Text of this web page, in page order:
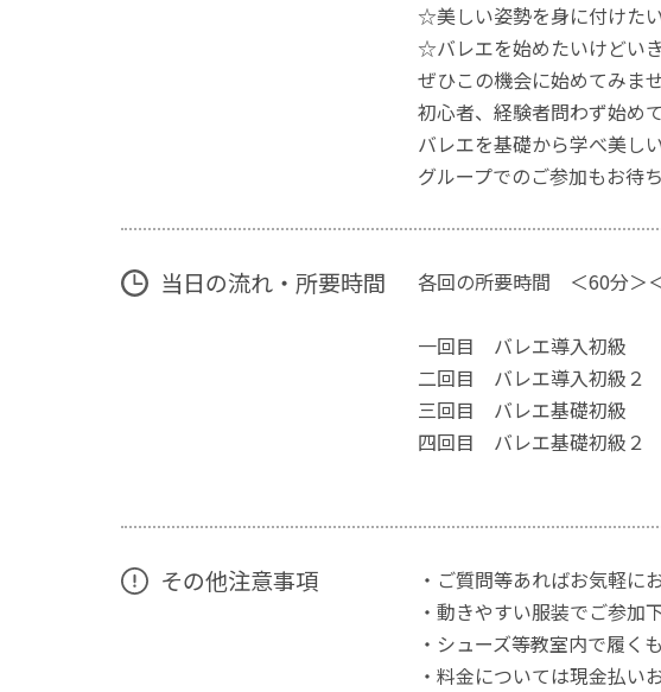
☆美しい姿勢を身に付けた
☆バレエを始めたいけどい
ぜひこの機会に始めてみま
初心者、経験者問わず始め
バレエを基礎から学べ美し
グループでのご参加もお待
当日の流れ・所要時間 各回の所要時間 ＜60分＞
一回目 バレエ導入初級
二回目 バレエ導入初級２
三回目 バレエ基礎初級
四回目 バレエ基礎初級２
その他注意事項
・ご質問等あればお気軽に
・動きやすい服装でご参加
・シューズ等教室内で履く
・料金については現金払い